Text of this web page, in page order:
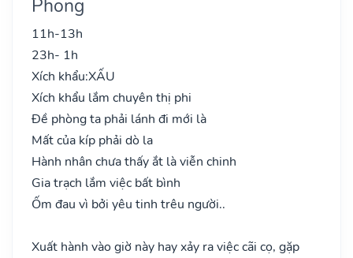
Phong
11h-13h
23h- 1h
Xích khẩu:XẤU
Xích khẩu lắm chuyên thị phi
Đề phòng ta phải lánh đi mới là
Mất của kíp phải dò la
Hành nhân chưa thấy ắt là viễn chinh
Gia trạch lắm việc bất bình
Ốm đau vì bởi yêu tinh trêu người..
Xuất hành vào giờ này hay xảy ra việc cãi cọ, gặp